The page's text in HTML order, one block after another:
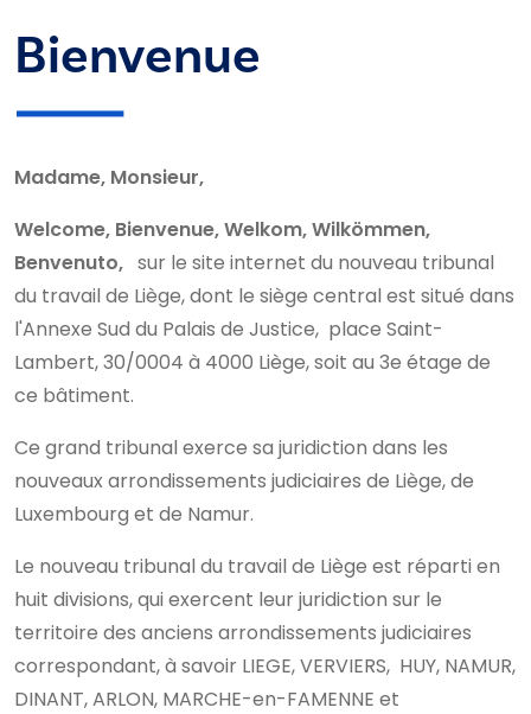
Bienvenue
Madame, Monsieur,
Welcome, Bienvenue, Welkom, Wilkömmen,
Benvenuto, sur le site internet du nouveau tribunal
du travail de Liège, dont le siège central est situé dans
l'Annexe Sud du Palais de Justice, place Saint-
Lambert, 30/0004 à 4000 Liège, soit au 3e étage de
ce bâtiment.
Ce grand tribunal exerce sa juridiction dans les
nouveaux arrondissements judiciaires de Liège, de
Luxembourg et de Namur.
Le nouveau tribunal du travail de Liège est réparti en
huit divisions, qui exercent leur juridiction sur le
territoire des anciens arrondissements judiciaires
correspondant, à savoir LIEGE, VERVIERS, HUY, NAMUR,
DINANT, ARLON, MARCHE-en-FAMENNE et